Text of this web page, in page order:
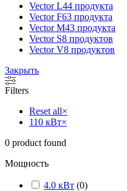
Vector L44 продукта
Vector F63 продукта
Vector M43 продукта
Vector S8 продуктов
Vector V8 продуктов
Закрыть
Filters
Reset all×
110 кВт×
0 product found
Мощность
4.0 кВт (0)